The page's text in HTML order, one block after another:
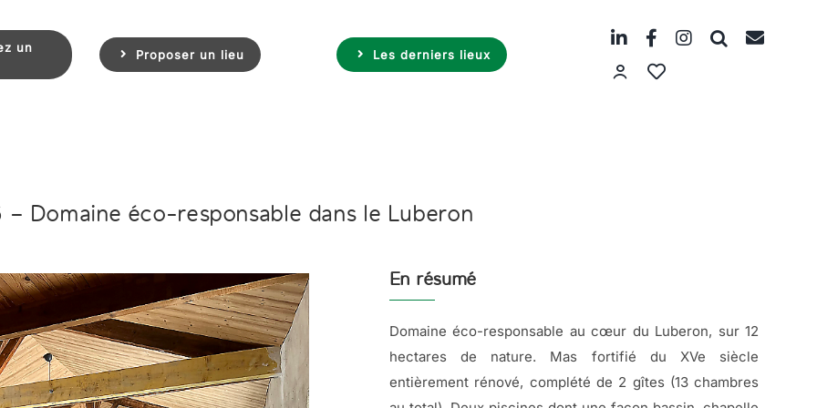
un
Proposer un lieu Les derniers lieux
– Domaine éco-responsable dans le Luberon
En résumé
Domaine éco-responsable au cœur du Luberon, sur 12
hectares de nature. Mas fortifié du XVe siècle
entièrement rénové, complété de 2 gîtes (13 chambres